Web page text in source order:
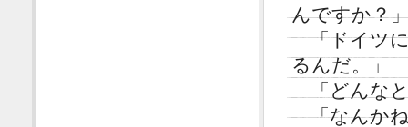
んですか？
「ドイツに
るんだ。」
「どんな
「なんかね